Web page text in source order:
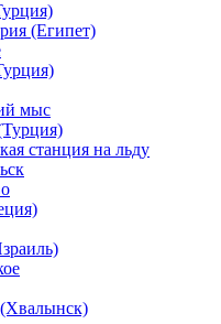
(Египет)
мыс
станция на льду